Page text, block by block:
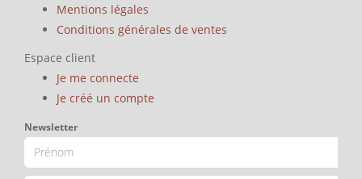
Mentions légales
Conditions générales de ventes
Espace client
Je me connecte
Je créé un compte
Newsletter